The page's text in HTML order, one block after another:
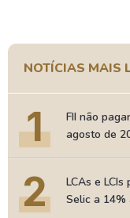
NOTÍCIAS MAIS
1
FII não
agosto de
2
LCAs e
Selic a 14%